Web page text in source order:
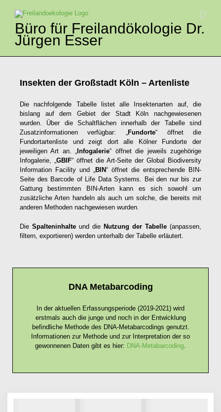
springenBüro für Freilandökologie Dr.
Jürgen Esser
Insekten der Großstadt Köln – Artenliste
Die nachfolgende Tabelle listet alle Insektenarten auf, die
bislang auf dem Gebiet der Stadt Köln nachgewiesenen
wurden. Über die Schaltflächen innerhalb der Tabelle sind
Zusatzinformationen verfügbar: „
Fundorte“ öffnet die
Fundortartenliste und zeigt dort alle Kölner Fundorte der
jeweiligen Art an. „
Infogalerie“ öffnet die jeweils zugehörige
Infogalerie, „ GBIF“ öffnet die Art-Seite der Global Biodiversity
Information Facility und „
BIN“ öffnet die entsprechende BIN-
Seite des Barcode of Life Data Systems. Bei den nur bis zur
Gattung bestimmten BIN-Arten kann es sich sowohl um
zusätzliche Arten handeln als auch um solche, die bereits mit
anderen Methoden nachgewiesen wurden.
Die Spalteninhalte und die Nutzung der Tabelle (anpassen,
filtern, exportieren) werden unterhalb der Tabelle erläutert.
DNA Metabarcoding
In der aktuellen Erfassungsperiode (2019-2021) wird
erstmals auch die junge und noch in der Entwicklung
befindliche Methode des DNA-Metabarcodings genutzt.
Informationen zur Methode und zur Interpretation der so
gewonnenen Daten gibt es hier: DNA-Metabarcoding